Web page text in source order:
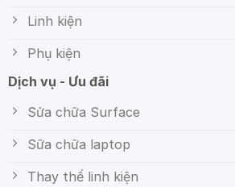
Linh kiện
Phụ kiện
Dịch vụ - Ưu đãi
Sửa chữa Surface
Sữa chữa laptop
Thay thế linh kiện